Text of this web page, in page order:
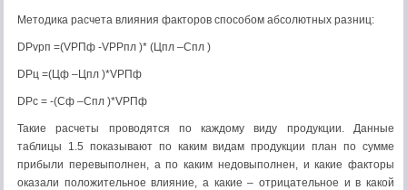
Методика расчета влияния факторов способом абсолютных разниц:
DPvрп =(VРПф -VРPпл )* (Цпл –Спл )
DPц =(Цф –Цпл )*VРПф
DPс = -(Сф –Спл )*VРПф
Такие расчеты проводятся по каждому виду продукции. Данные
таблицы 1.5 показывают по каким видам продукции план по сумме
прибыли перевыполнен, а по каким недовыполнен, и какие факторы
оказали положительное влияние, а какие – отрицательное и в какой